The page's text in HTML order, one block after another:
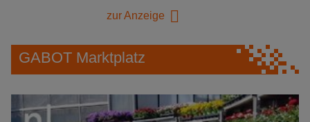
zur Anzeige
GABOT Marktplatz